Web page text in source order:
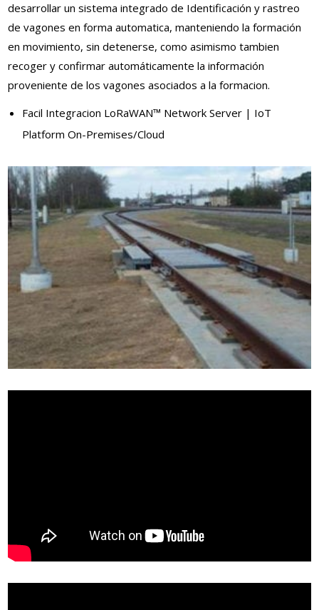
desarrollar un sistema integrado de Identificación y rastreo
de vagones en forma automatica, manteniendo la formación
en movimiento, sin detenerse, como asimismo tambien
recoger y confirmar automáticamente la información
proveniente de los vagones asociados a la formacion.
Facil Integracion LoRaWAN™ Network Server | IoT
Platform On-Premises/Cloud